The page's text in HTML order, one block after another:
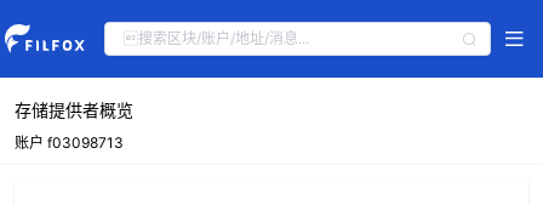
存储提供者概览
账户 f03098713